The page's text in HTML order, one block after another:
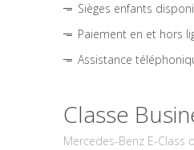
Sièges enfants
Paiement en et hors
Assistance
Classe
Mercedes-Benz E-Class